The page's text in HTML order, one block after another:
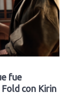
fue
con Kirin